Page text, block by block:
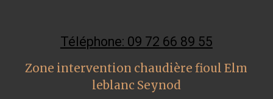
Téléphone: 09 72 66 89 55
Zone intervention chaudière fioul Elm
leblanc Seynod